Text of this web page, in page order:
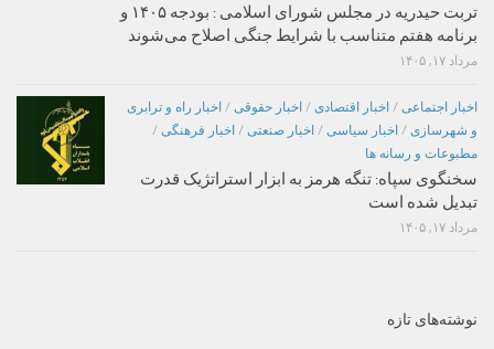
تربت حیدریه در مجلس شورای اسلامی : بودجه ۱۴۰۵ و
برنامه هفتم متناسب با شرایط جنگی اصلاح می‌شوند
مرداد ۱۷, ۱۴۰۵
اخبار اجتماعی / اخبار اقتصادی / اخبار حقوقی / اخبار راه و ترابری
و شهرسازی / اخبار سیاسی / اخبار صنعتی / اخبار فرهنگی /
مطبوعات و رسانه ها
سخنگوی سپاه: تنگه هرمز به ابزار استراتژیک قدرت
تبدیل شده است
مرداد ۱۷, ۱۴۰۵
نوشته‌های تازه